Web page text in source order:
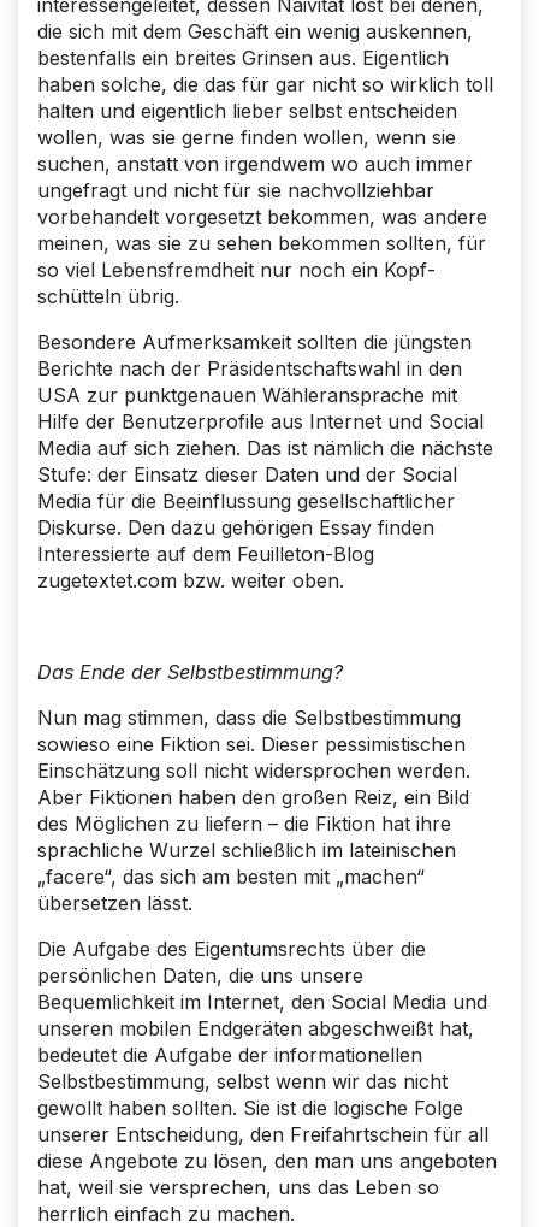
die sich mit dem Geschäft ein wenig auskennen,
bestenfalls ein breites Grinsen aus. Eigentlich
haben solche, die das für gar nicht so wirklich toll
halten und eigentlich lieber selbst entscheiden
wollen, was sie gerne finden wollen, wenn sie
suchen, anstatt von irgendwem wo auch immer
ungefragt und nicht für sie nachvollziehbar
vorbehandelt vorgesetzt bekommen, was andere
meinen, was sie zu sehen bekommen sollten, für
so viel Lebensfremdheit nur noch ein Kopf­
schütteln übrig.
Besondere Aufmerksamkeit sollten die jüngsten
Berichte nach der Präsidentschaftswahl in den
USA zur punktgenauen Wähleransprache mit
Hilfe der Benutzerprofile aus Internet und Social
Media auf sich ziehen. Das ist nämlich die nächste
Stufe: der Einsatz dieser Daten und der Social
Media für die Beeinflussung gesellschaftlicher
Diskurse. Den dazu gehörigen Essay finden
Interessierte auf dem Feuilleton-Blog
zugetextet.com bzw. weiter oben.
Das Ende der Selbstbestimmung?
Nun mag stimmen, dass die Selbstbestimmung
sowieso eine Fiktion sei. Dieser pessimistischen
Einschätzung soll nicht widersprochen werden.
Aber Fiktionen haben den großen Reiz, ein Bild
des Möglichen zu liefern – die Fiktion hat ihre
sprachliche Wurzel schließlich im lateinischen
„facere“, das sich am besten mit „machen“
übersetzen lässt.
Die Aufgabe des Eigentumsrechts über die
persönlichen Daten, die uns unsere
Bequemlichkeit im Internet, den Social Media und
unseren mobilen Endgeräten abgeschweißt hat,
bedeutet die Aufgabe der informationellen
Selbstbestimmung, selbst wenn wir das nicht
gewollt haben sollten. Sie ist die logische Folge
unserer Entscheidung, den Freifahrtschein für all
diese Angebote zu lösen, den man uns angeboten
hat, weil sie versprechen, uns das Leben so
herrlich einfach zu machen.